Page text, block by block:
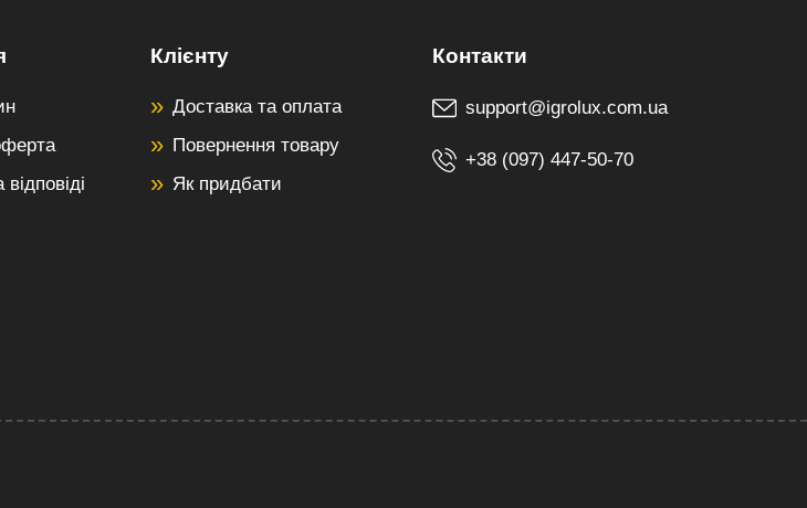
Клієнту
Доставка та оплата
Повернення товару
Як придбати
support@igrolux.com.ua
+38 (097) 447-50-70